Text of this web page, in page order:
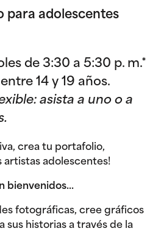
para adolescentes
de 3:30 a 5:30 p. m.*
14 y 19 años.
asista a uno o a
crea tu portafolio,
adolescentes!
bienvenidos...
fotográficas, cree gráficos
sus historias a través de la